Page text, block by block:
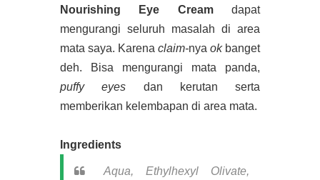
Nourishing Eye Creamdapat
mengurangi seluruh masalah di area
mata saya. Karena claim-nya okbanget
deh. Bisa mengurangi mata panda,
puffy eyes dan kerutan serta
memberikan kelembapan di area mata.
Ingredients
Aqua, Ethylhexyl Olivate,